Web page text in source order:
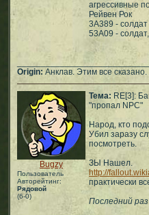
агрессивные
Рейвен Рок
3A389 -
53A09 -
Origin: Анклав. Этим все сказано.
Bugzy
Пользователь
Авторейтинг:
Рядовой
(6-0)
Тема: RE[3]:
"пропал NPC"
Народ, кто
Убил заразу
посмотреть.
ЗЫ Нашел.
http://
практически
Последний